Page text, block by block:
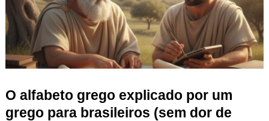
O alfabeto grego explicado por um
grego para brasileiros (sem dor de